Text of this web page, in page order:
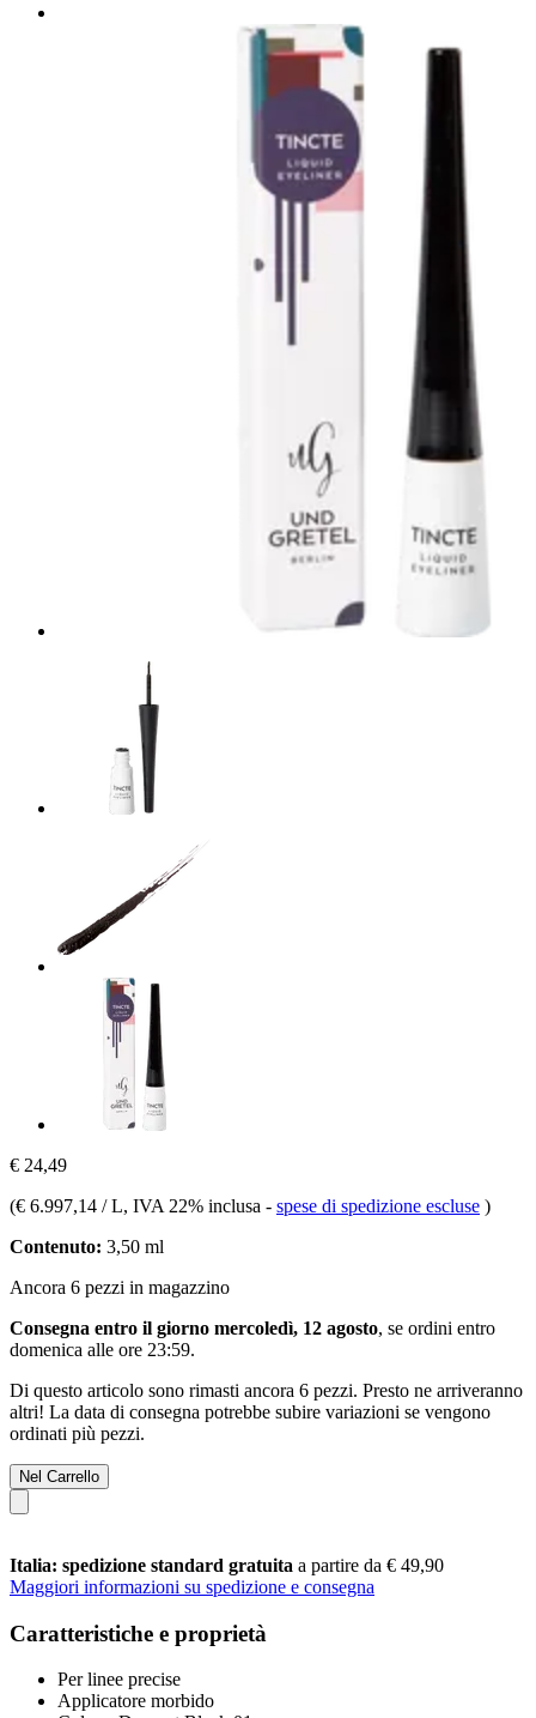
€ 24,49
(€ 6.997,14 / L, IVA 22% inclusa - spese di spedizione escluse )
Contenuto: 3,50 ml
Ancora 6 pezzi in magazzino
Consegna entro il giorno mercoledì, 12 agosto, se ordini entro
domenica alle ore 23:59.
Di questo articolo sono rimasti ancora 6 pezzi. Presto ne arriveranno
altri! La data di consegna potrebbe subire variazioni se vengono
ordinati più pezzi.
Nel Carrello
Italia: spedizione standard gratuita a partire da € 49,90
Maggiori informazioni su spedizione e consegna
Caratteristiche e proprietà
Per linee precise
Applicatore morbido